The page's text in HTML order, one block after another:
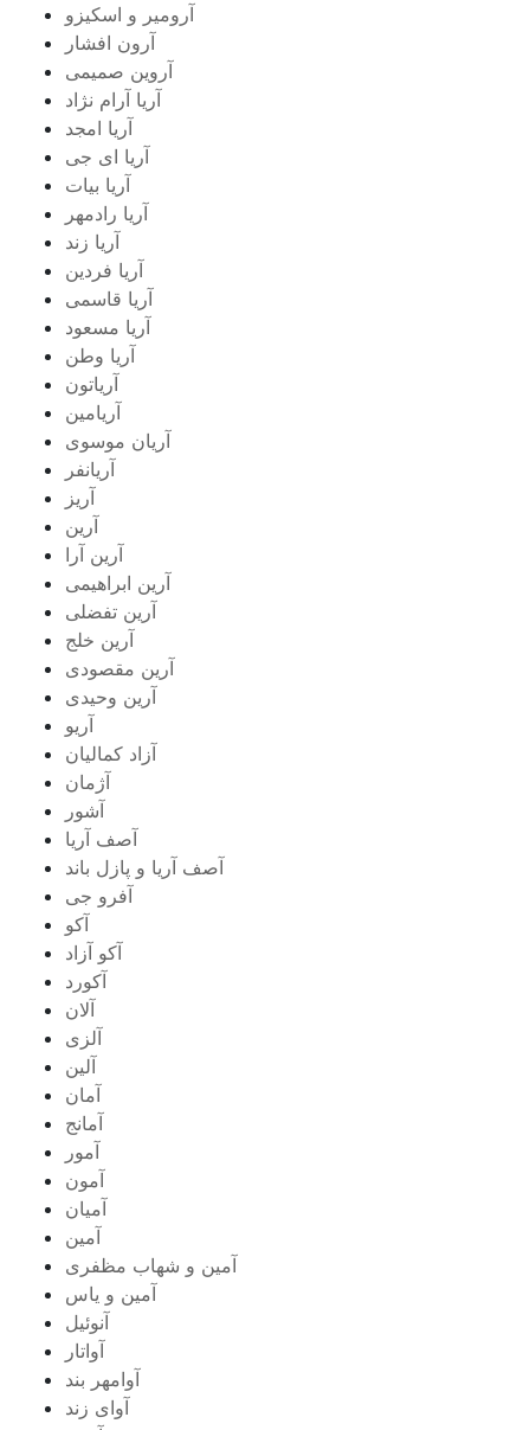
آرومیر و اسکیزو
آرون افشار
آروین صمیمی
آریا آرام نژاد
آریا امجد
آریا ای جی
آریا بیات
آریا رادمهر
آریا زند
آریا فردین
آریا قاسمی
آریا مسعود
آریا وطن
آریاتون
آریامین
آریان موسوی
آریانفر
آریز
آرین
آرین آرا
آرین ابراهیمی
آرین تفضلی
آرین خلج
آرین مقصودی
آرین وحیدی
آریو
آزاد کمالیان
آژمان
آشور
آصف آریا
آصف آریا و پازل باند
آفرو جی
آکو
آکو آزاد
آکورد
آلان
آلزی
آلین
آمان
آمانج
آمور
آمون
آمیان
آمین
آمین و شهاب مظفری
آمین و یاس
آنوئیل
آواتار
آوامهر بند
آوای زند